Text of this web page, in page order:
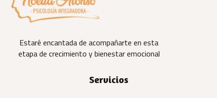
Estaré encantada de acompañarte en esta
etapa de crecimiento y bienestar emocional
Servicios